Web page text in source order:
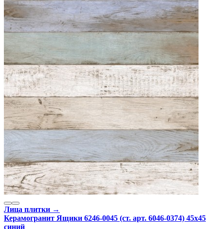
Лица плитки →
Керамогранит Ящики 6246-0045 (ст. арт. 6046-0374) 45x45
синий